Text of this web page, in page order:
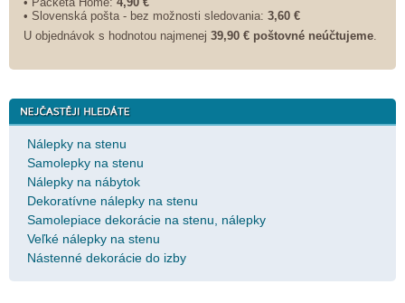
• Slovenská pošta - bez možnosti sledovania: 3,60 €
U objednávok s hodnotou najmenej 39,90 € poštovné neúčtujeme
Nálepky na stenu
Samolepky na stenu
Nálepky na nábytok
Dekoratívne nálepky na stenu
Samolepiace dekorácie na stenu, nálepky
Veľké nálepky na stenu
Nástenné dekorácie do izby